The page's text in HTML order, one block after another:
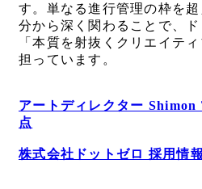
す。単なる進行管理の枠を
分から深く関わることで、
「本質を射抜くクリエイテ
担っています。
アートディレクター
点
株式会社ドットゼロ 採用情